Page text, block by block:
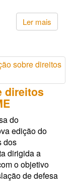
Ler mais
direitos
do
edição do
dos
dirigida a
o objetivo
de defesa